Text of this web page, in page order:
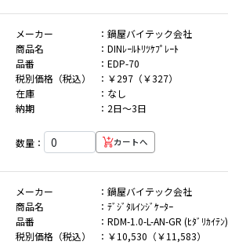
メーカー
鍋屋バイテック会社
商品名
DINﾚｰﾙﾄﾘﾂｹﾌﾟﾚｰﾄ
品番
EDP-70
税別価格（税込）
￥297（￥327）
在庫
なし
納期
2日～3日
数量： カートへ
メーカー
鍋屋バイテック会社
商品名
ﾃﾞｼﾞﾀﾙｲﾝｼﾞｹｰﾀｰ
品番
RDM-1.0-L-AN-GR (ﾋﾀﾞﾘｶｲﾃﾝ)
税別価格（税込）
￥10,530（￥11,583）